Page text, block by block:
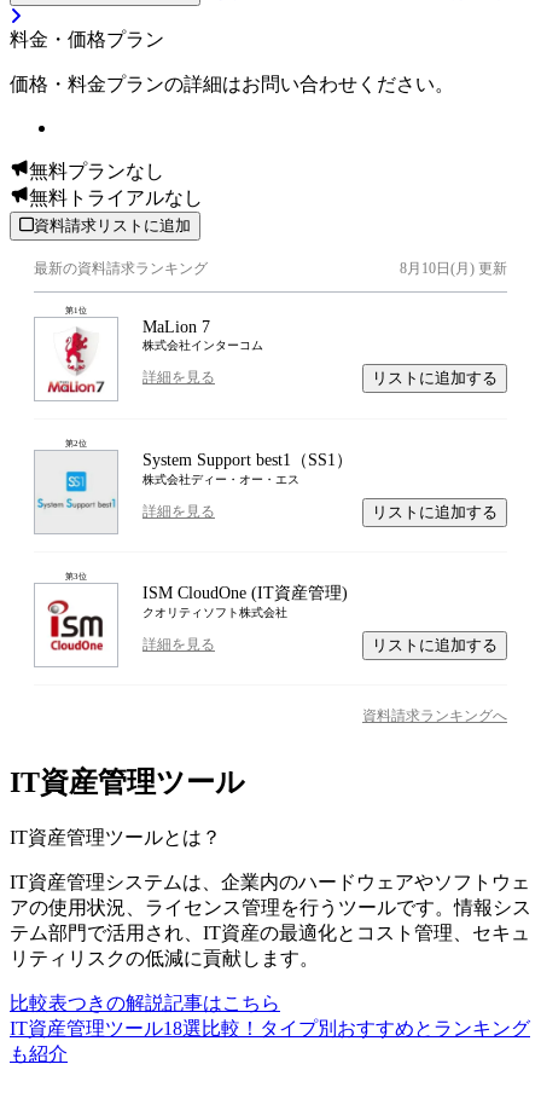
料金・価格プラン
価格・料金プランの詳細はお問い合わせください。
無料プランなし
無料トライアルなし
資料請求リストに追加
最新の資料請求ランキング 8月10日(月) 更新
第1位
MaLion 7
株式会社インターコム
詳細を見る リストに追加する
第2位
System Support best1（SS1）
株式会社ディー・オー・エス
詳細を見る リストに追加する
第3位
ISM CloudOne (IT資産管理)
クオリティソフト株式会社
詳細を見る リストに追加する
資料請求ランキングへ
IT資産管理ツール
IT資産管理ツールとは？
IT資産管理システムは、企業内のハードウェアやソフトウェ
アの使用状況、ライセンス管理を行うツールです。情報シス
テム部門で活用され、IT資産の最適化とコスト管理、セキュ
リティリスクの低減に貢献します。
比較表つきの解説記事はこちら
IT資産管理ツール18選比較！タイプ別おすすめとランキング
も紹介